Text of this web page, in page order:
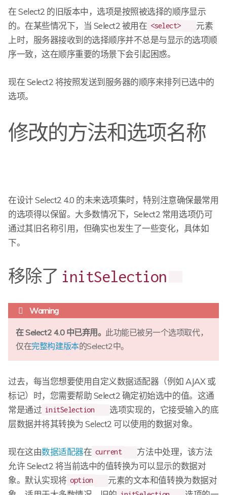
在 Select2 的旧版本中，选项是按照被选择的顺序显示
的。在某些情况下，当 Select2 被用在 <select>
元素
上时，服务器接收到的选择顺序并不总是与显示的选项顺
序一致，这在顺序重要的场景下会引起困惑。
现在 Select2 将按照发送到服务器的顺序来排列已选中的
选项。
修改的方法和选项名称
在设计 Select2 4.0 的未来选项集时，特别注意确保最常用
的选项得以保留。大多数情况下，Select2 常用选项仍可
通过其旧名称引用，但确实也发生了一些变化，具体如
下。
移除了 initSelection
在 Select2 4.0 中已弃用。 此功能已被另一个选项取代，
仅在完整构建版本的Select2中。
过去，每当您想要使用自定义数据适配器（例如 AJAX 或
标记）时，您需要帮助 Select2 确定初始选中的值。这通
常是通过 initSelection
选项实现的，它接受输入的底
层数据并将其转换为 Select2 可以使用的数据对象。
现在这由数据适配器在 current
方法中处理，该方法
允许 Select2 将当前选中的值转换为可以显示的数据对
象。默认实现将 option
元素的文本和值转换为数据对